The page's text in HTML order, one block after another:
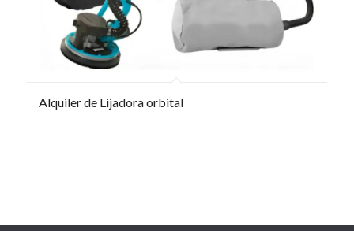
Alquiler de Lijadora orbital